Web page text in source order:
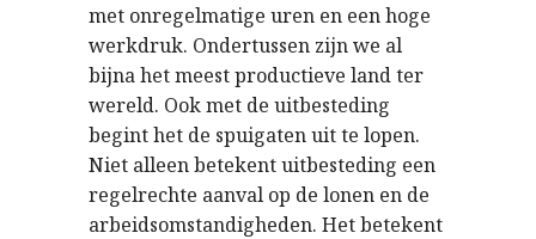
met onregelmatige uren en een hoge
werkdruk. Ondertussen zijn we al
bijna het meest productieve land ter
wereld. Ook met de uitbesteding
begint het de spuigaten uit te lopen.
Niet alleen betekent uitbesteding een
regelrechte aanval op de lonen en de
arbeidsomstandigheden. Het betekent